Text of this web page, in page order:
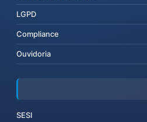
LGPD
Compliance
Ouvidoria
SESI